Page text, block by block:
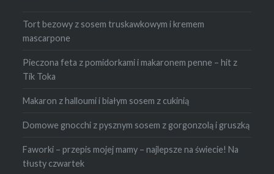
Tort bezowy z sosem truskawkowym i kremem
mascarpone
Pieczona feta z pomidorkami i makaronem penne – hit z
Tik Toka
Makaron z halloumi i białym sosem z cukinią
Domowe gnocchi z pysznym sosem z gorgonzolą i gruszką
Faworki – przepis mojej mamy – najlepsze na świecie! Na
tłusty czwartek